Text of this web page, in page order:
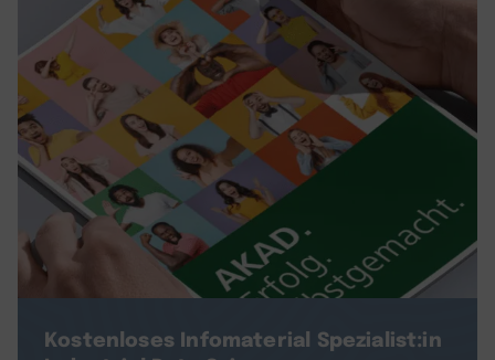
Kostenloses Infomaterial Spezialist:in